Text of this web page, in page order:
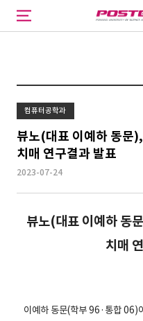
컴퓨터공학과
뷰노(대표 이예하 동문
치매 연구결과 발표
2023-07-24
뷰노(대표 이예하 동문
치매
이예하 동문(학부 96·통합 06)